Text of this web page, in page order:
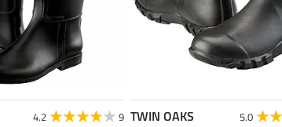
4.2 9 TWIN OAKS 5.0